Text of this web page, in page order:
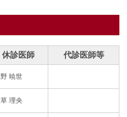
休診医師 代診医師等
暁世
理央